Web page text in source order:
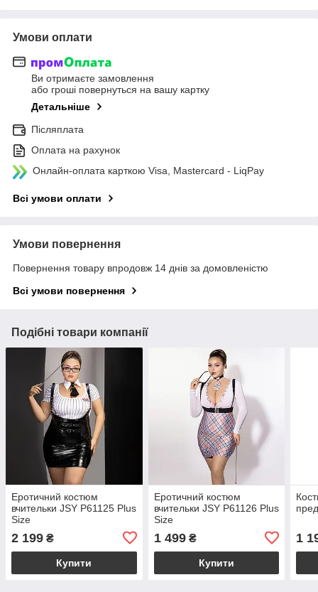
Умови оплати
Ви отримаєте замовлення
або гроші повернуться на вашу картку
Детальніше
Післяплата
Оплата на рахунок
Онлайн-оплата карткою Visa, Mastercard - LiqPay
Всі умови оплати
Умови повернення
Повернення товару впродовж 14 днів за домовленістю
Всі умови повернення
Подібні товари компанії
Еротичний костюм
вчительки JSY P61125 Plus
Size
2 199 ₴
Купити
Еротичний костюм
вчительки JSY P61126 Plus
Size
1 499₴
Купити
1